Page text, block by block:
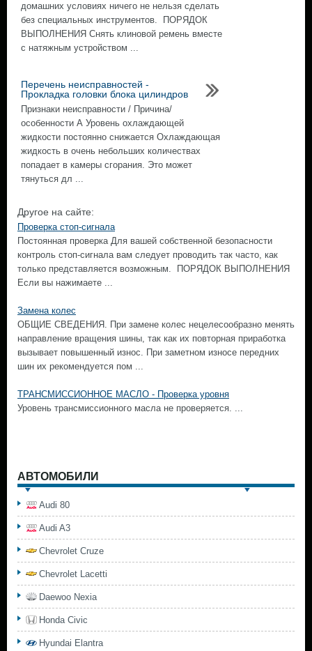
домашних условиях ничего не нельзя сделать
без специальных инструментов. ПОРЯДОК
ВЫПОЛНЕНИЯ Снять клиновой ремень вместе
с натяжным устройством ...
Перечень неисправностей -
Прокладка головки блока цилиндров
Признаки неисправности / Причина/
особенности А Уровень охлаждающей
жидкости постоянно снижается Охлаждающая
жидкость в очень небольших количествах
попадает в камеры сгорания. Это может
тянуться дл ...
Другое на сайте:
Проверка стоп-сигнала
Постоянная проверка Для вашей собственной безопасности
контроль стоп-сигнала вам следует проводить так часто, как
только представляется возможным. ПОРЯДОК ВЫПОЛНЕНИЯ
Если вы нажимаете ...
Замена колес
ОБЩИЕ СВЕДЕНИЯ. При замене колес нецелесообразно менять
направление вращения шины, так как их повторная приработка
вызывает повышенный износ. При заметном износе передних
шин их рекомендуется пом ...
ТРАНСМИССИОННОЕ МАСЛО - Проверка уровня
Уровень трансмиссионного масла не проверяется. ...
АВТОМОБИЛИ
Audi 80
Audi A3
Chevrolet Cruze
Chevrolet Lacetti
Daewoo Nexia
Honda Civic
Hyundai Elantra